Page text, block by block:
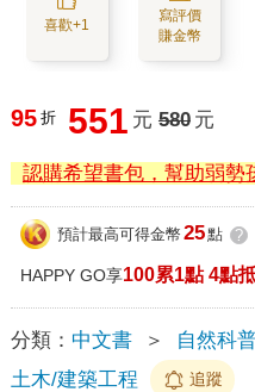
喜歡+1
寫評價
賺金幣
95 折 551 元 580 元
認購希望書包，幫助弱勢
預計最高可得金幣 25點 ?
HAPPY GO享100累1點 4點
分類： 中文書 ＞ 自然科
土木/建築工程
追蹤